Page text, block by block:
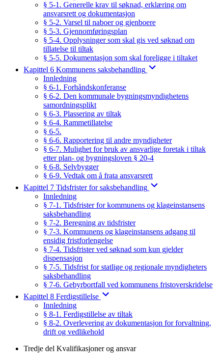
§ 5-1. Generelle krav til søknad, erklæring om
ansvarsrett og dokumentasjon
§ 5-2. Varsel til naboer og gjenboere
§ 5-3. Gjennomføringsplan
§ 5-4. Opplysninger som skal gis ved søknad om
tillatelse til tiltak
§ 5-5. Dokumentasjon som skal foreligge i tiltaket
Kapittel 6 Kommunens saksbehandling
Innledning
§ 6-1. Forhåndskonferanse
§ 6-2. Den kommunale bygningsmyndighetens
samordningsplikt
§ 6-3. Plassering av tiltak
§ 6-4. Rammetillatelse
§ 6-5.
§ 6-6. Rapportering til andre myndigheter
§ 6-7. Mulighet for bruk av ansvarlige foretak i tiltak
etter plan- og bygningsloven § 20-4
§ 6-8. Selvbygger
§ 6-9. Vedtak om å frata ansvarsrett
Kapittel 7 Tidsfrister for saksbehandling
Innledning
§ 7-1. Tidsfrister for kommunens og klageinstansens
saksbehandling
§ 7-2. Beregning av tidsfrister
§ 7-3. Kommunens og klageinstansens adgang til
ensidig fristforlengelse
§ 7-4. Tidsfrister ved søknad som kun gjelder
dispensasjon
§ 7-5. Tidsfrist for statlige og regionale myndigheters
saksbehandling
§ 7-6. Gebyrbortfall ved kommunens fristoverskridelse
Kapittel 8 Ferdigstillelse
Innledning
§ 8-1. Ferdigstillelse av tiltak
§ 8-2. Overlevering av dokumentasjon for forvaltning,
drift og vedlikehold
Tredje del Kvalifikasjoner og ansvar